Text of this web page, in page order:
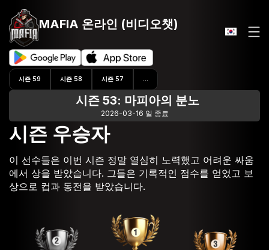
MAFIA 온라인 (비디오챗)
시즌 59 시즌 58 시즌 57
시즌 53: 마피아의 분노
2026-03-16 일 종료
시즌 우승자
이 선수들은 이번 시즌 정말 열심히 노력했고 어려운 싸움
에서 상을 받았습니다. 그들은 기록적인 점수를 얻었고 보
상으로 컵과 동전을 받았습니다.